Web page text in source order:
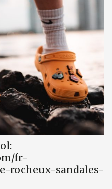
fr-
rocheux-sandales-